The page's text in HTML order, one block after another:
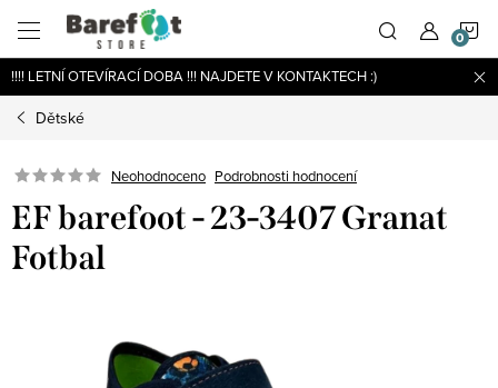
obsah
!!!! LETNÍ OTEVÍRACÍ DOBA !!! NAJDETE V KONTAKTECH :)
Dětské
Neohodnoceno Podrobnosti hodnocení
EF barefoot - 23-3407 Granat
Fotbal